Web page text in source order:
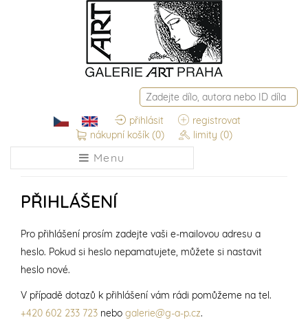
přihlásit
registrovat
nákupní košík (0) limity (0)
Menu
PŘIHLÁŠENÍ
Pro přihlášení prosím zadejte vaši e-mailovou adresu a
heslo. Pokud si heslo nepamatujete, můžete si nastavit
heslo nové.
V případě dotazů k přihlášení vám rádi pomůžeme na tel.
+420 602 233 723 nebo galerie@g-a-p.cz.